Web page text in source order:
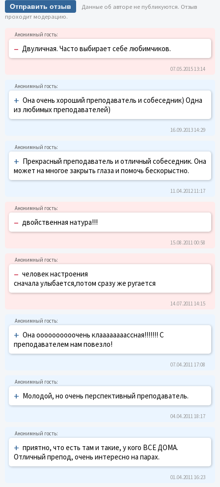
Отправить отзыв
Данные об авторе не публикуются. Отзыв
проходит модерацию.
– Двуличная. Часто выбирает себе любимчиков.
07.05.2015 13:14
+ Она очень хороший преподаватель и собеседник) Одна
из любимых преподавателей)
16.09.2013 14:29
+ Прекрасный преподаватель и отличный собеседник. Она
может на многое закрыть глаза и помочь бескорыстно.
11.04.2012 11:17
– двойственная натура!!!
15.08.2011 00:58
– человек настроения
сначала улыбается,потом сразу же ругается
14.07.2011 14:15
+ Она оооооооооочень клаааааааассная!!!!!!! С
преподавателем нам повезло!
07.04.2011 17:08
+ Молодой, но очень перспективный преподаватель.
04.04.2011 18:17
+ приятно, что есть там и такие, у кого ВСЕ ДОМА.
Отличный препод, очень интересно на парах.
01.04.2011 16:23